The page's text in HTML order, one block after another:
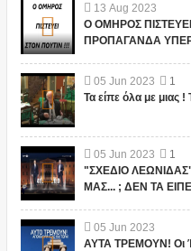
13 Aug 2023
Ο ΟΜΗΡΟΣ
ΠΡΟΠΑΓΑΝΔΑ
05 Jun 2023
1
Τα είπε όλα με μιας
05 Jun 2023
1
"ΣΧΕΔΙΟ
ΜΑΣ... ; ΔΕΝ ΤΑ ΕΙΠΕ
05 Jun 2023
ΑΥΤΑ ΤΡΕΜΟΥΝ! Οι